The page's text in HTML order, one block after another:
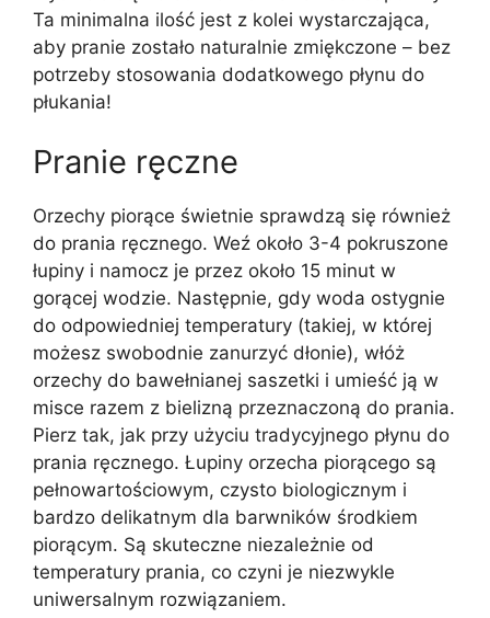
Ta minimalna ilość jest z kolei wystarczająca,
aby pranie zostało naturalnie zmiękczone – bez
potrzeby stosowania dodatkowego płynu do
płukania!
Pranie ręczne
Orzechy piorące świetnie sprawdzą się również
do prania ręcznego. Weź około 3-4 pokruszone
łupiny i namocz je przez około 15 minut w
gorącej wodzie. Następnie, gdy woda ostygnie
do odpowiedniej temperatury (takiej, w której
możesz swobodnie zanurzyć dłonie), włóż
orzechy do bawełnianej saszetki i umieść ją w
misce razem z bielizną przeznaczoną do prania.
Pierz tak, jak przy użyciu tradycyjnego płynu do
prania ręcznego. Łupiny orzecha piorącego są
pełnowartościowym, czysto biologicznym i
bardzo delikatnym dla barwników środkiem
piorącym. Są skuteczne niezależnie od
temperatury prania, co czyni je niezwykle
uniwersalnym rozwiązaniem.